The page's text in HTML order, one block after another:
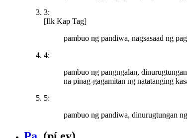
3:
[Ilk Kap Tag]
pambuo ng pandiwa, nagsasaad ng
4:
pambuo ng pangngalan,
na pinag-gagamitan ng natatanging
5:
pambuo ng pandiwa, dinurugtungan